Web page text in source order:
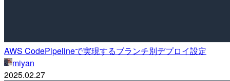
AWS CodePipelineで実現するブランチ別デプロイ設定
miyan
2025.02.27